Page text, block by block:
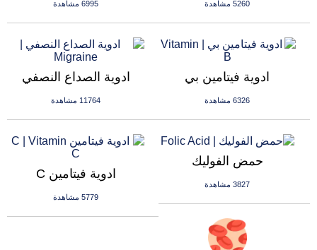
6995 مشاهدة 5260 مشاهدة
ادوية الصداع النصفي
11764 مشاهدة
ادوية فيتامين بي
6326 مشاهدة
ادوية فيتامين C
5779 مشاهدة
حمض الفوليك
3827 مشاهدة